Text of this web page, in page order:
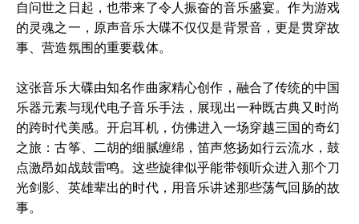
自问世之日起，也带来了令人振奋的音乐盛宴。作为游戏
的灵魂之一，原声音乐大碟不仅仅是背景音，更是贯穿故
事、营造氛围的重要载体。
这张音乐大碟由知名作曲家精心创作，融合了传统的中国
乐器元素与现代电子音乐手法，展现出一种既古典又时尚
的跨时代美感。开启耳机，仿佛进入一场穿越三国的奇幻
之旅：古筝、二胡的细腻缠绵，笛声悠扬如行云流水，鼓
点激昂如战鼓雷鸣。这些旋律似乎能带领听众进入那个刀
光剑影、英雄辈出的时代，用音乐讲述那些荡气回肠的故
事。